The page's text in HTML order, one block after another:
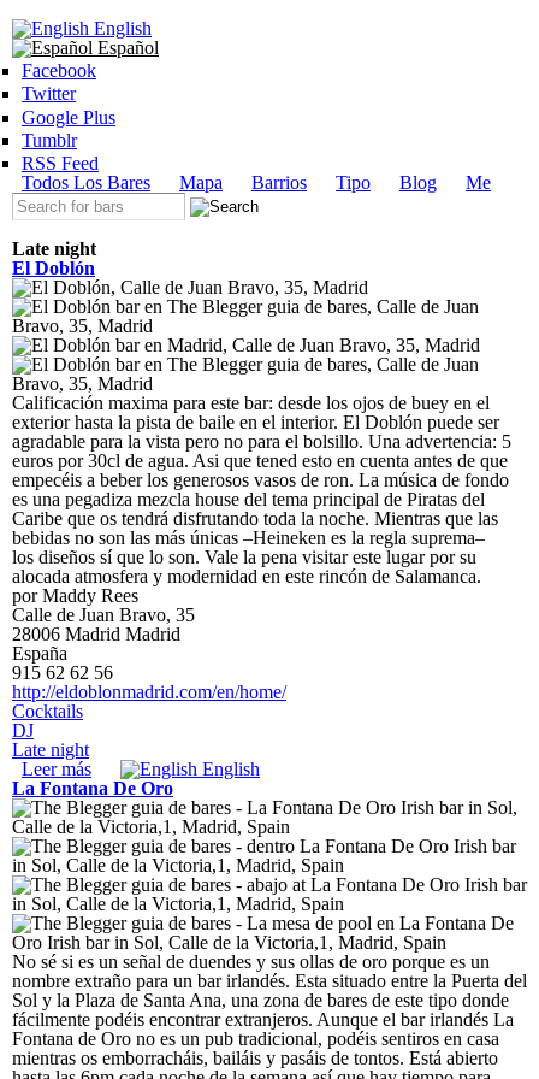
English
Español
Facebook
Twitter
Google Plus
Tumblr
RSS Feed
Menú principal
Todos Los Bares Mapa Barrios Tipo Blog
Me
Formulario de búsqueda
Late night
El Doblón
Calificación maxima para este bar: desde los ojos de buey en el
exterior hasta la pista de baile en el interior. El Doblón puede ser
agradable para la vista pero no para el bolsillo. Una advertencia: 5
euros por 30cl de agua. Asi que tened esto en cuenta antes de que
empecéis a beber los generosos vasos de ron. La música de fondo
es una pegadiza mezcla house del tema principal de Piratas del
Caribe que os tendrá disfrutando toda la noche. Mientras que las
bebidas no son las más únicas –Heineken es la regla suprema–
los diseños sí que lo son. Vale la pena visitar este lugar por su
alocada atmosfera y modernidad en este rincón de Salamanca.
por Maddy Rees
Calle de Juan Bravo, 35
28006 Madrid Madrid
España
915 62 62 56
http://eldoblonmadrid.com/en/home/
Cocktails
DJ
Late night
Leer más sobre El DoblónEnglish
La Fontana De Oro
No sé si es un señal de duendes y sus ollas de oro porque es un
nombre extraño para un bar irlandés. Esta situado entre la Puerta del
Sol y la Plaza de Santa Ana, una zona de bares de este tipo donde
fácilmente podéis encontrar extranjeros. Aunque el bar irlandés La
Fontana de Oro no es un pub tradicional, podéis sentiros en casa
mientras os emborracháis, bailáis y pasáis de tontos. Está abierto